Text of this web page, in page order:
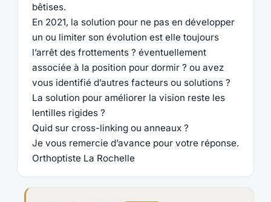
bêtises.
En 2021, la solution pour ne pas en développer
un ou limiter son évolution est elle toujours
l’arrêt des frottements ? éventuellement
associée à la position pour dormir ? ou avez
vous identifié d’autres facteurs ou solutions ?
La solution pour améliorer la vision reste les
lentilles rigides ?
Quid sur cross-linking ou anneaux ?
Je vous remercie d’avance pour votre réponse.
Orthoptiste La Rochelle